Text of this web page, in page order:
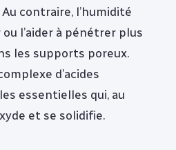
contraire, l’humidité
l’aider à pénétrer plus
les supports poreux.
d’acides
essentielles qui, au
et se solidifie.